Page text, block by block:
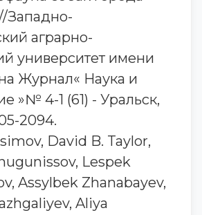
Западно-
аграрно-
университет имени
Журнал« Наука и
»№ 4-1 (61) - Уральск,
2094.
David B. Taylor,
Lespek
Assylbek Zhanabayev,
Aliya